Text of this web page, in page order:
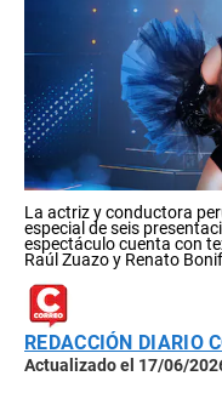
La actriz y conductora
especial de seis
espectáculo cuenta con
Raúl Zuazo y Renato
REDACCIÓN DIARIO
Actualizado el 17/06/